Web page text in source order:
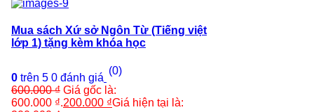
Mua sách Xứ sở Ngôn Từ (Tiếng việt
lớp 1) tặng kèm khóa học
0 trên 5 0 đánh giá
(0)
600.000₫ Giá gốc là:
600.000 ₫.200.000 ₫Giá hiện tại là: